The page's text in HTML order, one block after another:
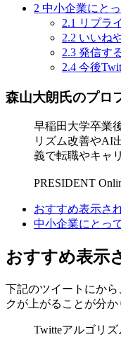
2 中小企業にと
2.1 リプラ
2.2 いいね
2.3 発信す
2.4 今後
森山大朗氏のプロ
早稲田大学卒業
リズム改善やAI
義で転職やキャ
PRESIDENT
おすすめ表示さ
中小企業にとっ
おすすめ表示
下記のツイートにか
クが上がることが分か
Twitteアルゴリ